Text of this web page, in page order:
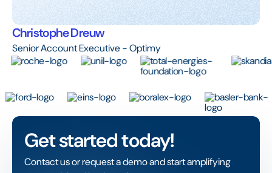
Christophe Dreuw
Senior Account Executive - Optimy
Get started today!
Contact us or request a demo and start amplifying